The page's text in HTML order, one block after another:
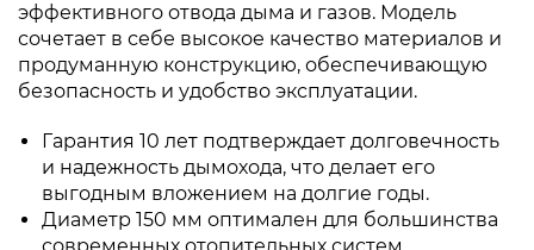
эффективного отвода дыма и газов. Модель
сочетает в себе высокое качество материалов и
продуманную конструкцию, обеспечивающую
безопасность и удобство эксплуатации.
Гарантия 10 лет подтверждает долговечность
и надежность дымохода, что делает его
выгодным вложением на долгие годы.
Диаметр 150 мм оптимален для большинства